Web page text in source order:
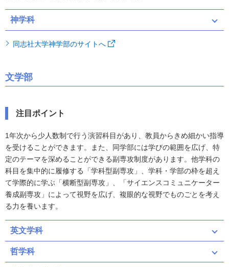
神学科
同志社大学神学部のサイトへ
文学部
注目ポイント
1年次から少人数制で行う演習科目があり、教員からきめ細かい指導
を受けることができます。また、同学部には学びの範囲を広げ、特
定のテーマを深めることができる副専攻制度があります。他学科の
科目を集中的に履修する「学科型副専攻」、学科・学部の枠を超え
て学際的に学ぶ「横断型副専攻」、「サイエンスコミュニケーター
養成副専攻」によって視野を広げ、複眼的な視野でものごとを考え
る力を養います。
英文学科
哲学科